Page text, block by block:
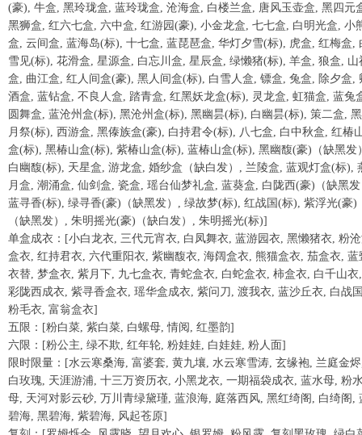
(豪), 牛盒, 黑玲珑盒, 蓝玲珑盒, 沧海盒, 白楼兰盒, 唐风玉壶盒, 黑四元
黑狮盒, 红六七盒, 六中盒, 红游园(豪), 小金龙盒, 七七盒, 白明光盒, 小
盒, 云间盒, 蓝海岛(标), 十七盒, 蓝琵琶盒, 华灯夕雪(标), 虎盒, 红梅盒,
雪见(标), 花滑盒, 星源盒, 白忘川盒, 星辰盒, 绿懒猪(标), 羊盒, 狼盒, 山
盒, 曲江盒, 红人间盒(豪), 黑人间盒(标), 白雪人盒, 镖盒, 兔盒, 除夕盒,
酒盒, 蓝钻盒, 不良人盒, 踏青盒, 红黑妖龙盒(标), 灵龙盒, 虹猫盒, 蓝兔
圆舞盒, 蓝沧州盒(标), 黑沧州盒(标), 黑幽昙(标), 白幽昙(标), 策二盒,
月祭(标), 西游盒, 黑傣族盒(豪), 白持君令(标), 八七盒, 白中秋盒, 红椿
盒(标), 黑椿山盒(标), 紫椿山盒(标), 蓝椿山盒(标), 黑幽馥(豪)（缺黑发
白幽馥(标), 天星盒, 游龙盒, 婚纱盒（缺白发）, 兰陵盒, 蓝观灯盒(标),
月盒, 潮涌盒, 仙剑盒, 瓷盒, 瑶台仙梦礼盒, 蓝葵盒, 白陇西(豪)（缺黑
蓝寻香(标), 绿寻香(豪)（缺黑发）, 绿故梦(标), 红战国(标), 紫浮光(豪)
（缺黑发）, 朱明摇光(豪)（缺白发）, 朱明摇光(标)]
单盒成衣：[小白龙衣, 三代元宵衣, 白凤舞衣, 蓝游园衣, 黑懒猪衣, 粉
盒衣, 红持君衣, 六代重阳衣, 紫幽馥衣, 海阔盒衣, 熊猫盒衣, 茄盒衣, 蓝
衣替, 梦盒衣, 紫月下, 九七盒衣, 青蛇盒衣, 白蛇盒衣, 柿盒衣, 白千山衣,
彩陇西成衣, 紫寻香盒衣, 瑶华盒成衣, 紫问刀, 渡我衣, 蓝沙丘衣, 白战
粉毛衣, 富翁盒衣]
五限：[粉白菜, 紫白菜, 白螺母, 情阅, 红墨韵]
六限：[粉公主, 绿不欺, 红年轮, 粉娃娃, 白娃娃, 粉人面]
限时限量：[水云寒桑海, 富婆套, 黄九壤, 水云寒雪涛, 玄缘袍, 兰庭金
白玫瑰, 天涯游浦, 十三万资历衣, 小黑龙衣, 一期福袋成衣, 蓝水母, 粉
母, 天河对影云砂, 万川青绿黛瑾, 蓝浪海, 庭落西风, 黑红绮阁, 白绮阁,
碧海, 黑碧海, 紫碧海, 风起苍原]